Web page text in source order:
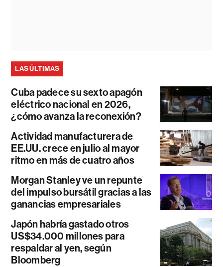
LAS ÚLTIMAS
Cuba padece su sexto apagón
eléctrico nacional en 2026,
¿cómo avanza la reconexión?
Actividad manufacturera de
EE.UU. crece en julio al mayor
ritmo en más de cuatro años
Morgan Stanley ve un repunte
del impulso bursátil gracias a las
ganancias empresariales
Japón habría gastado otros
US$34.000 millones para
respaldar al yen, según
Bloomberg